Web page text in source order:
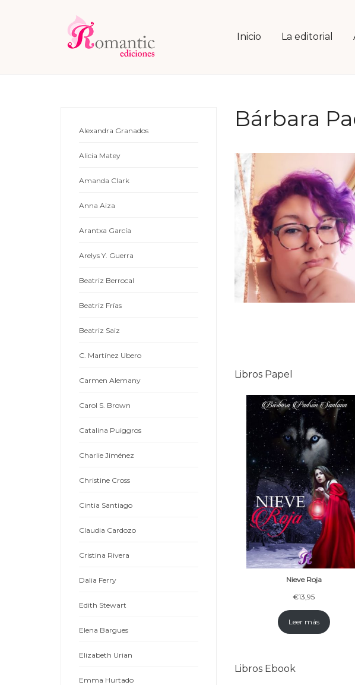
Inicio La editorial
Bárbara
Libros Papel
Nieve Roja
€13,95
Leer más
Libros Ebook
Alexandra Granados
Alicia Matey
Amanda Clark
Anna Aiza
Arantxa García
Arelys Y. Guerra
Beatriz Berrocal
Beatriz Frías
Beatriz Saiz
C. Martínez Ubero
Carmen Alemany
Carol S. Brown
Catalina Puiggros
Charlie Jiménez
Christine Cross
Cintia Santiago
Claudia Cardozo
Cristina Rivera
Dalia Ferry
Edith Stewart
Elena Bargues
Elizabeth Urian
Emma Hurtado